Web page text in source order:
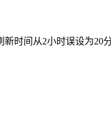
时间从2小时误设为20分